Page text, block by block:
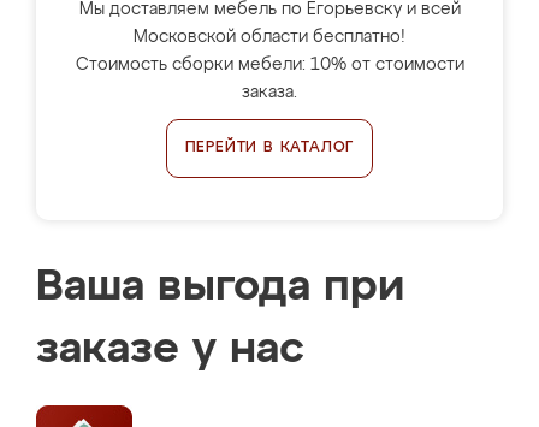
Мы доставляем мебель по Егорьевску и всей
Московской области бесплатно!
Стоимость сборки мебели: 10% от стоимости
заказа.
ПЕРЕЙТИ В КАТАЛОГ
Ваша выгода при
заказе у нас